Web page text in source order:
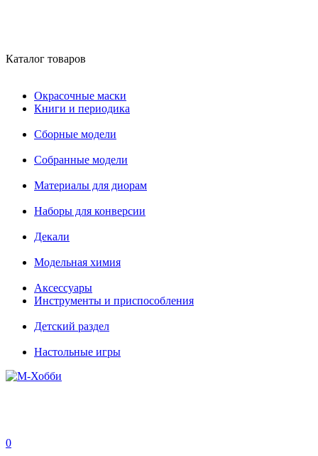
Каталог товаров
Окрасочные маски
Книги и периодика
Сборные модели
Собранные модели
Материалы для диорам
Наборы для конверсии
Декали
Модельная химия
Аксессуары
Инструменты и приспособления
Детский раздел
Настольные игры
0